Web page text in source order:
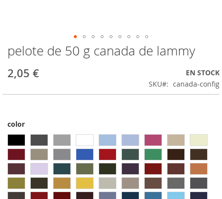
Passer
au
début
de
pelote de 50 g canada de lammy
2,05 €
EN STOCK
SKU
canada-config
color